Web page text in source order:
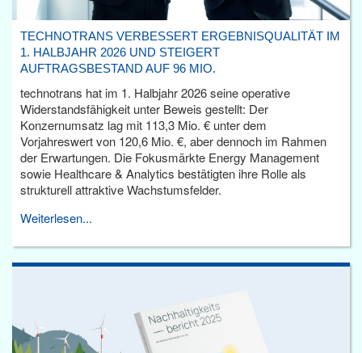
TECHNOTRANS VERBESSERT ERGEBNISQUALITÄT IM
1. HALBJAHR 2026 UND STEIGERT
AUFTRAGSBESTAND AUF 96 MIO.
technotrans hat im 1. Halbjahr 2026 seine operative
Widerstandsfähigkeit unter Beweis gestellt: Der
Konzernumsatz lag mit 113,3 Mio. € unter dem
Vorjahreswert von 120,6 Mio. €, aber dennoch im Rahmen
der Erwartungen. Die Fokusmärkte Energy Management
sowie Healthcare & Analytics bestätigten ihre Rolle als
strukturell attraktive Wachstumsfelder.
Weiterlesen...